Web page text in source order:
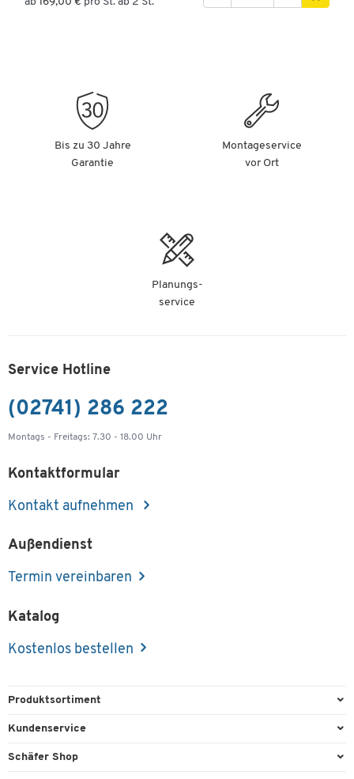
Bis zu 30 Jahre
Garantie
Montageservice
vor Ort
Planungs-
service
Service Hotline
(02741) 286 222
Montags - Freitags: 7.30 - 18.00 Uhr
Kontaktformular
Kontakt aufnehmen
Außendienst
Termin vereinbaren
Katalog
Kostenlos bestellen
Produktsortiment
Büroausstattung
Kundenservice
Direktbestellung
Schäfer Shop